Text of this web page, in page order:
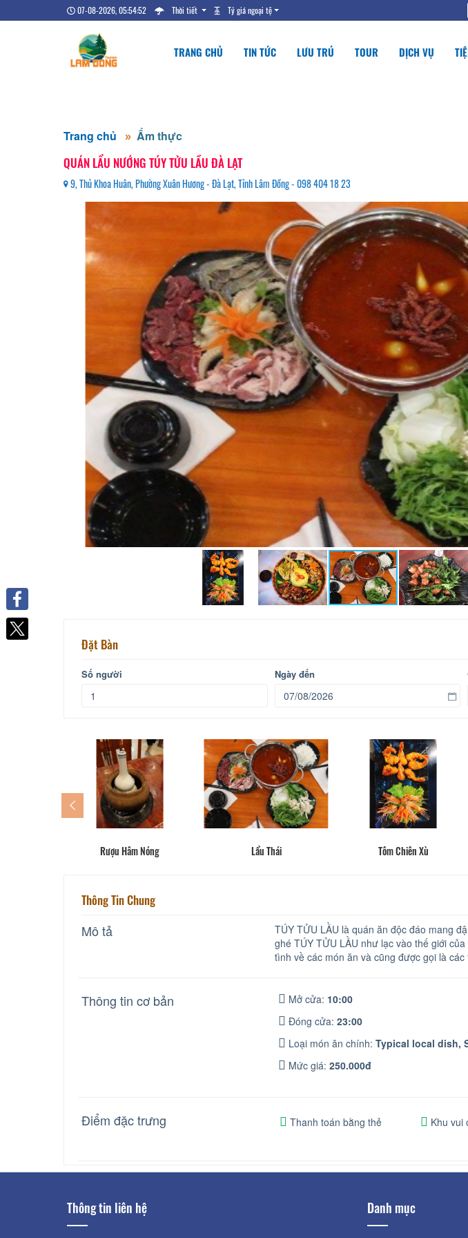
07-08-2026, 05:54:53 Thời tiết Tỷ giá ngoại tệ
TRANG CHỦ TIN TỨC LƯU TRÚ TOUR DỊCH VỤ
Trang chủ Ẩm thực
QUÁN LẨU NƯỚNG TÚY TỬU LẦU ĐÀ LẠT
9, Thủ Khoa Huân, Phường Xuân Hương - Đà Lạt, Tỉnh Lâm Đồng - 098 404 18 23
Đặt Bàn
Số người Ngày đến
Rượu Hâm Nóng Lẩu Thái Tôm Chiên Xù
Thông Tin Chung
Mô tả
TÚY TỬU LẦU là quán ăn độc đáo mang
ghé TÚY TỬU LẦU như lạc vào thế giới
tình về các món ăn và cũng được gọi là
Thông tin cơ bản Mở cửa: 10:00
Đóng cửa: 23:00
Loại món ăn chính: Typical local dish,
Mức giá: 250.000đ
Điểm đặc trưng Thanh toán bằng thẻ Khu vui
Thông tin liên hệ Danh mục
Facebook